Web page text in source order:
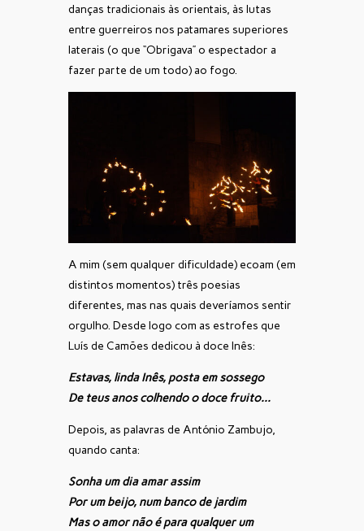
danças tradicionais às orientais, às lutas
entre guerreiros nos patamares superiores
laterais (o que “Obrigava” o espectador a
fazer parte de um todo) ao fogo.
A mim (sem qualquer dificuldade) ecoam (em
distintos momentos) três poesias
diferentes, mas nas quais deveríamos sentir
orgulho. Desde logo com as estrofes que
Luís de Camões dedicou à doce Inês:
Estavas, linda Inês, posta em sossego
De teus anos colhendo o doce fruito…
Depois, as palavras de António Zambujo,
quando canta:
Sonha um dia amar assim
Por um beijo, num banco de jardim
Mas o amor não é para qualquer um